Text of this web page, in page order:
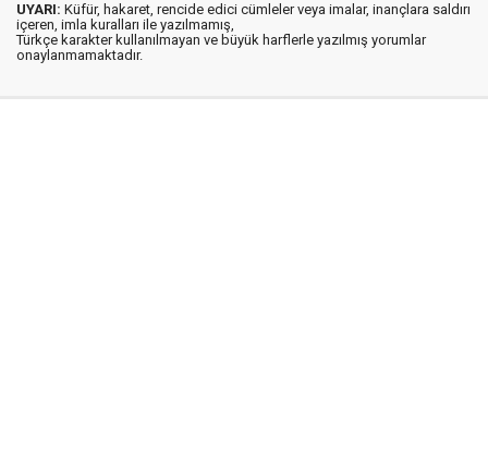
UYARI: Küfür, hakaret, rencide edici cümleler veya imalar, inançlara saldırı
içeren, imla kuralları ile yazılmamış,
Türkçe karakter kullanılmayan ve büyük harflerle yazılmış yorumlar
onaylanmamaktadır.